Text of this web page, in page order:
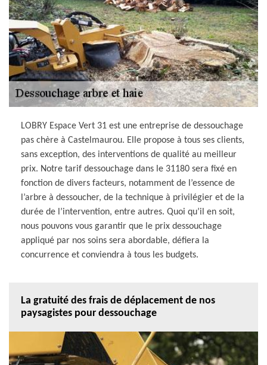
LOBRY Espace Vert 31 est une entreprise de dessouchage
pas chère à Castelmaurou. Elle propose à tous ses clients,
sans exception, des interventions de qualité au meilleur
prix. Notre tarif dessouchage dans le 31180 sera fixé en
fonction de divers facteurs, notamment de l’essence de
l’arbre à dessoucher, de la technique à privilégier et de la
durée de l’intervention, entre autres. Quoi qu’il en soit,
nous pouvons vous garantir que le prix dessouchage
appliqué par nos soins sera abordable, défiera la
concurrence et conviendra à tous les budgets.
La gratuité des frais de déplacement de nos
paysagistes pour dessouchage